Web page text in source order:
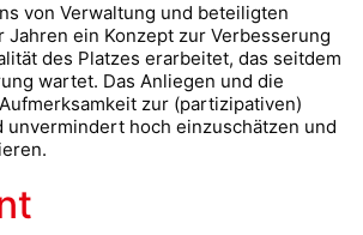
von Verwaltung und beteiligten
Jahren ein Konzept zur Verbesserung
des Platzes erarbeitet, das seitdem
wartet. Das Anliegen und die
zur (partizipativen)
unvermindert hoch einzuschätzen und